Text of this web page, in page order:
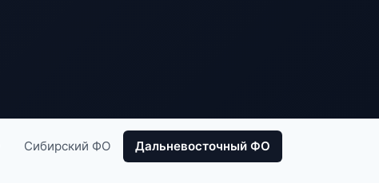
Сибирский ФО Дальневосточный ФО